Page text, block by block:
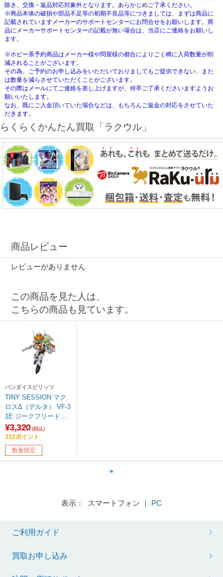
除き、交換・返品対応対象外となります。あらかじめご了承ください。
※商品本体の破損や部品不足等の初期不良品等につきましては、まずは商品に
記載されていますメーカーのサポートセンターにお問合せをお願いします。商
品にメーカーサポートセンターの記載が無い場合は、当店にご連絡をお願いし
ます。
※ホビー系予約商品はメーカー様や問屋様の都合によりごく稀に入荷数量が削
減されることがございます。
その為、ご予約のお申し込みをいただいておりましてもご提供できない、また
は数量を減らさせていただくことがございます。
その際はメールにてご連絡を差し上げますが、何卒ご了承くださいますようお
願いいたします。
なお、既にご入金頂いていた場合などは、もちろんご返金の対応をさせていた
だきます。
らくらくかんたん買取「ラクウル」
商品レビュー
レビューがありません
この商品を見た人は、
こちらの商品も見ています。
バンダイスピリッツ
TINY SESSION マク
ロスΔ（デルタ） VF-3
1E ジークフリード
（チャック・マスタン
グ機） with レイナ・
プラウラー 【sof001】
¥3,320 (税込)
332ポイント
数量限定
表示： スマートフォン ｜ PC
ご利用ガイド
買取お申し込み